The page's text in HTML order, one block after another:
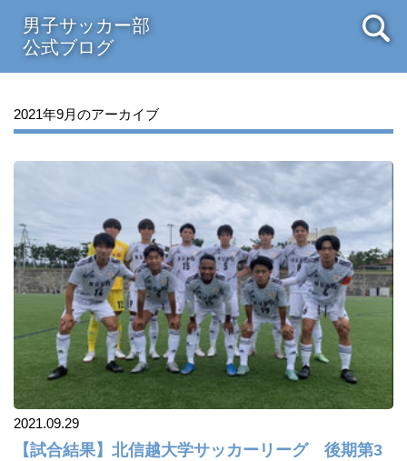
男子サッカー部
公式ブログ
2021年9月のアーカイブ
2021.09.29
【試合結果】北信越大学サッカーリーグ 後期第3